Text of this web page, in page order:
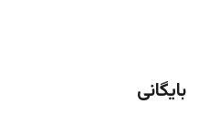
بایگانی